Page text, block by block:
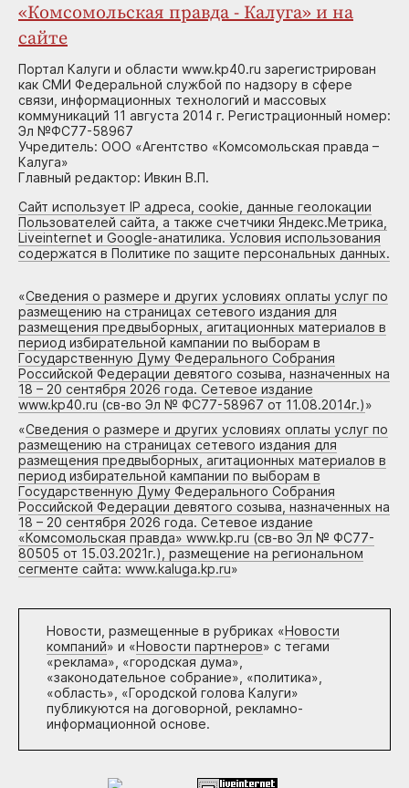
«Комсомольская правда - Калуга» и на
сайте
Портал Калуги и области www.kp40.ru зарегистрирован
как СМИ Федеральной службой по надзору в сфере
связи, информационных технологий и массовых
коммуникаций 11 августа 2014 г. Регистрационный номер:
Эл №ФС77-58967
Учредитель: ООО «Агентство «Комсомольская правда –
Калуга»
Главный редактор: Ивкин В.П.
Сайт использует IP адреса, cookie, данные геолокации
Пользователей сайта, а также счетчики Яндекс.Метрика,
Liveinternet и Google-анатилика. Условия использования
содержатся в Политике по защите персональных данных.
«Сведения о размере и других условиях оплаты услуг по
размещению на страницах сетевого издания для
размещения предвыборных, агитационных материалов в
период избирательной кампании по выборам в
Государственную Думу Федерального Собрания
Российской Федерации девятого созыва, назначенных на
18 – 20 сентября 2026 года. Сетевое издание
www.kp40.ru (св-во Эл № ФС77-58967 от 11.08.2014г.)»
«Сведения о размере и других условиях оплаты услуг по
размещению на страницах сетевого издания для
размещения предвыборных, агитационных материалов в
период избирательной кампании по выборам в
Государственную Думу Федерального Собрания
Российской Федерации девятого созыва, назначенных на
18 – 20 сентября 2026 года. Сетевое издание
«Комсомольская правда» www.kp.ru (св-во Эл № ФС77-
80505 от 15.03.2021г.), размещение на региональном
сегменте сайта: www.kaluga.kp.ru»
Новости, размещенные в рубриках «Новости
компаний» и «Новости партнеров» с тегами
«реклама», «городская дума»,
«законодательное собрание», «политика»,
«область», «Городской голова Калуги»
публикуются на договорной, рекламно-
информационной основе.